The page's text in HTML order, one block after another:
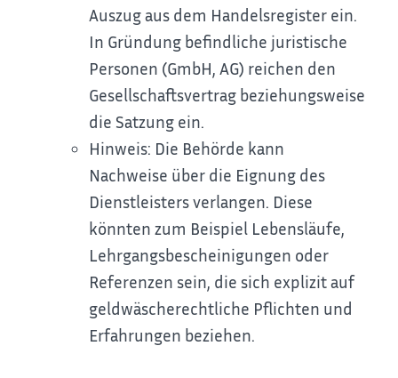
Auszug aus dem Handelsregister ein.
In Gründung befindliche juristische
Personen (GmbH, AG) reichen den
Gesellschaftsvertrag beziehungsweise
die Satzung ein.
Hinweis: Die Behörde kann
Nachweise über die Eignung des
Dienstleisters verlangen. Diese
könnten zum Beispiel Lebensläufe,
Lehrgangsbescheinigungen oder
Referenzen sein, die sich explizit auf
geldwäscherechtliche Pflichten und
Erfahrungen beziehen.